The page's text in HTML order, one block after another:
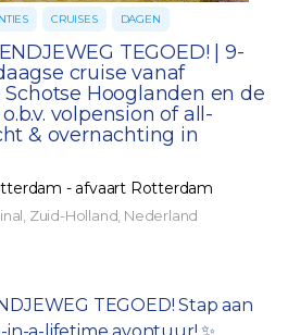
CRUISES DAGEN
TEGOED! | 9-
cruise vanaf
Hooglanden en de
volpension of all-
& overnachting in
- afvaart Rotterdam
Zuid-Holland, Nederland
TEGOED! Stap aan